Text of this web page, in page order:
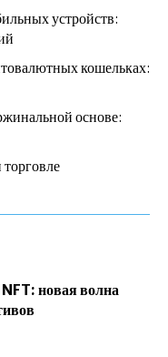
устройств:
кошельках:
основе:
новая волна